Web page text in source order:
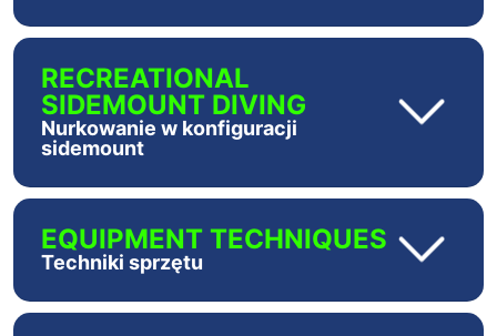
RECREATIONAL
SIDEMOUNT DIVING
Nurkowanie w konfiguracji
sidemount
EQUIPMENT TECHNIQUES
Techniki sprzętu